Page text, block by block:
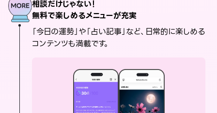
相談だけじゃない！
無料で楽しめるメニューが充実
「今日の運勢」や「占い記事」など、日常的に楽しめる
コンテンツも満載です。